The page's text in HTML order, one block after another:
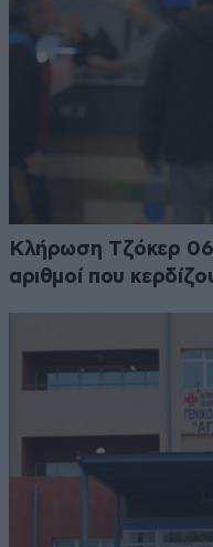
Κλήρωση Τζόκερ
αριθμοί που